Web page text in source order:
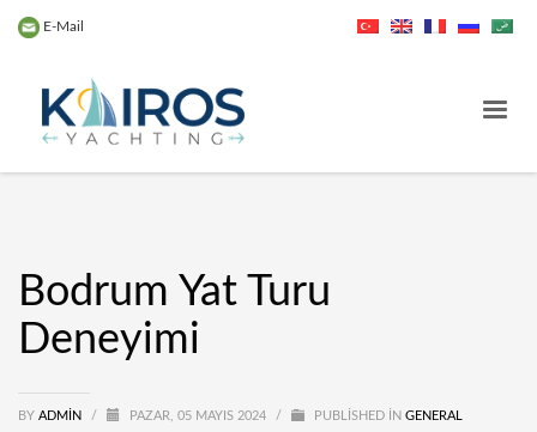
E-Mail
Bodrum Yat Turu
Deneyimi
BY ADMIN / PAZAR, 05 MAYIS 2024 / PUBLISHED IN GENERAL